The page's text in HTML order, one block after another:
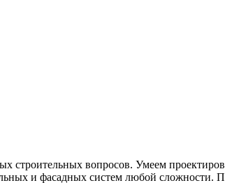
вопросов. Умеем
и фасадных систем любой сложности.